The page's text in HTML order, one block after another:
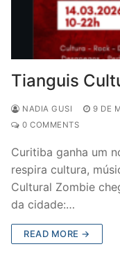
Tianguis
NADIA GUSI 9 DE
0 COMMENTS
Curitiba ganha um
respira cultura,
Cultural Zombie
da cidade:…
READ MORE →